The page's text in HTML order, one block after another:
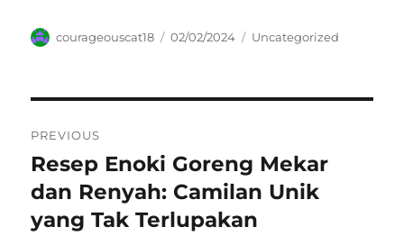
Author
courageouscat18
Posted
02/02/2024 Categories
Uncategorized
pos
PREVIOUS
Previous
post:
Resep Enoki Goreng Mekar
dan Renyah: Camilan Unik
yang Tak Terlupakan